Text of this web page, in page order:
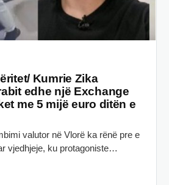
Kumrie Zika
edhe një Exchange
me 5 mijë euro ditën e
valutor në Vlorë ka rënë pre e
vjedhjeje, ku protagoniste…